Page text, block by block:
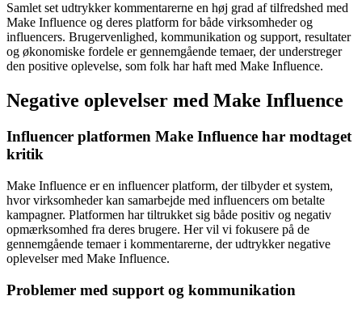
Samlet set udtrykker kommentarerne en høj grad af tilfredshed med
Make Influence og deres platform for både virksomheder og
influencers. Brugervenlighed, kommunikation og support, resultater
og økonomiske fordele er gennemgående temaer, der understreger
den positive oplevelse, som folk har haft med Make Influence.
Negative oplevelser med Make Influence
Influencer platformen Make Influence har modtaget
kritik
Make Influence er en influencer platform, der tilbyder et system,
hvor virksomheder kan samarbejde med influencers om betalte
kampagner. Platformen har tiltrukket sig både positiv og negativ
opmærksomhed fra deres brugere. Her vil vi fokusere på de
gennemgående temaer i kommentarerne, der udtrykker negative
oplevelser med Make Influence.
Problemer med support og kommunikation